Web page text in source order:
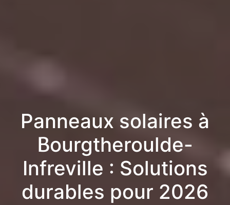
Panneaux solaires à
Bourgtheroulde-
Infreville : Solutions
durables pour 2026